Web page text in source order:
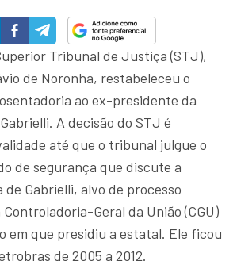
Tribunal de Justiça (STJ),
de Noronha, restabeleceu o
ao ex-presidente da
A decisão do STJ é
até que o tribunal julgue o
de segurança que discute a
de Gabrielli, alvo de processo
Geral da União (CGU)
em que presidiu a estatal. Ele ficou
de 2005 a 2012.